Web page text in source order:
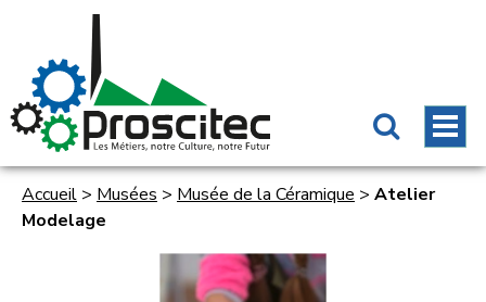
Accueil > Musées > Musée de la Céramique > Atelier
Modelage